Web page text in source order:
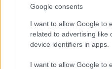
Google consents
I want to allow Google to
related to advertising like
device identifiers in apps.
I want to allow Google to